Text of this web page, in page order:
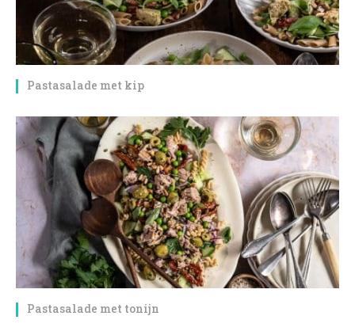
Pastasalade met kip
Pastasalade met tonijn